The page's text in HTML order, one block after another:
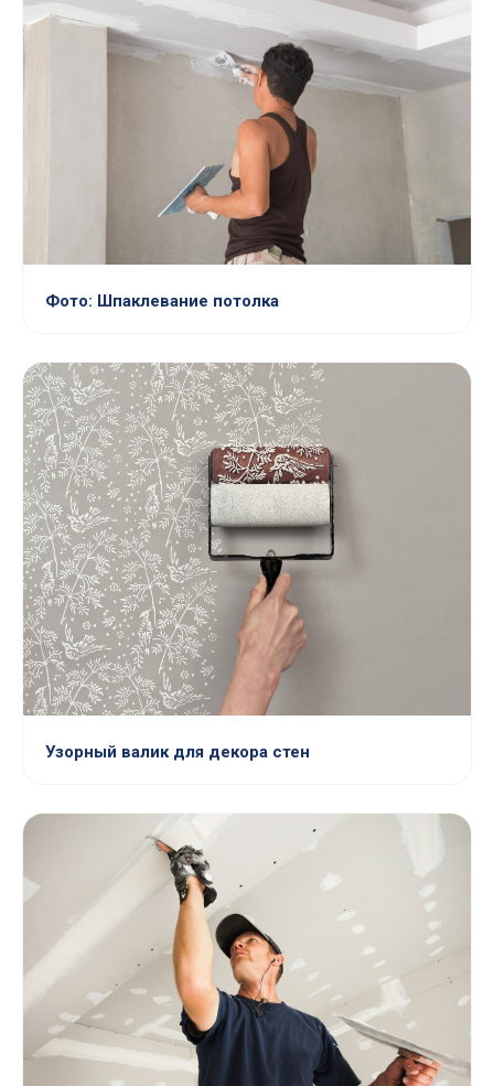
Фото: Шпаклевание потолка
Узорный валик для декора стен